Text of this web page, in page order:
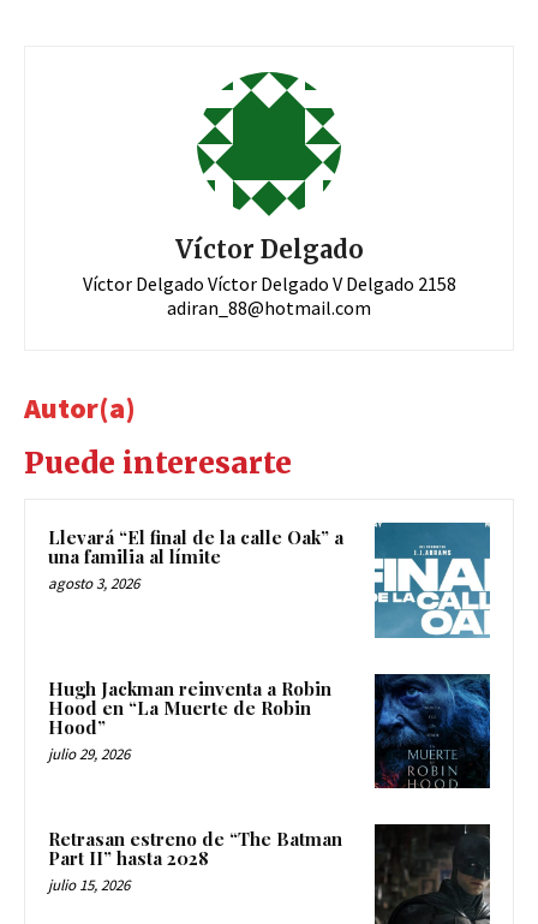
Víctor Delgado
Víctor Delgado Víctor Delgado V Delgado 2158
adiran_88@hotmail.com
Autor(a)
Puede interesarte
Llevará “El final de la calle Oak” a
una familia al límite
agosto 3, 2026
Hugh Jackman reinventa a Robin
Hood en “La Muerte de Robin
Hood”
julio 29, 2026
Retrasan estreno de “The Batman
Part II” hasta 2028
julio 15, 2026